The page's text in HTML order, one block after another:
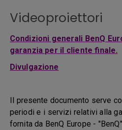
Videoproiettori
Condizioni generali BenQ
garanzia per il cliente finale.
Divulgazione
Il presente documento serve
periodi e i servizi relativi alla
fornita da BenQ Europe -